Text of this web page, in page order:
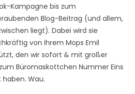
Kampagne bis zum
Blog-Beitrag (und allem,
liegt). Dabei wird sie
von ihrem Mops Emil
den wir sofort & mit großer
Büromaskottchen Nummer Eins
Wau.